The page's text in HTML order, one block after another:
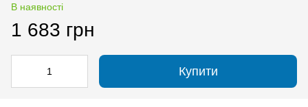
В наявності
1 683 грн
Купити